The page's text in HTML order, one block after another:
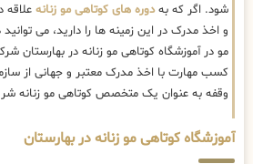
شود. اگر که بهدوره های کوتاهی مو زنانه علاقه
و اخذ مدرک در این زمینه ها را دارید، می
مو در آموزشگاه کوتاهی مو زنانه در بهارستان
کسب مهارت با اخذ مدرک معتبر و جهانی از
وقفه به عنوان یک متخصص کوتاهی مو زنانه
آموزشگاه کوتاهی مو زنانه در بهارستان